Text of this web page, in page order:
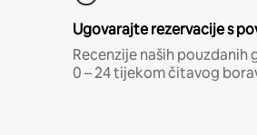
Ugovarajte rezervacije s
Recenzije naših pouzdanih
0 – 24 tijekom čitavog